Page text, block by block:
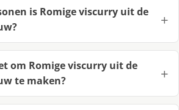
is Romige viscurry uit de
om Romige viscurry uit de
te maken?